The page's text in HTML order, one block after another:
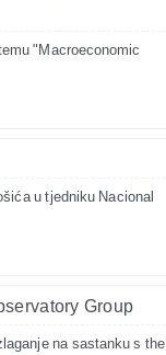
"Macroeconomic
u tjedniku Nacional
Group
na sastanku s the